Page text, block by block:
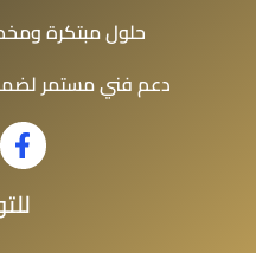
حلول مبتكرة
دعم فني مستمر